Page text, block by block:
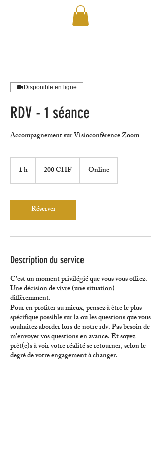
Disponible en ligne
RDV - 1 séance
Accompagnement sur Visioconférence Zoom
1 h
suisses
200 CHF Online
Réserver
Description du service
C'est un moment privilégié que vous vous offrez.
Une décision de vivre (une situation)
différemment.
Pour en profiter au mieux, pensez à être le plus
spécifique possible sur la ou les questions que vous
souhaitez aborder lors de notre rdv. Pas besoin de
m’envoyer vos questions en avance. Et soyez
prêt(e)s à voir votre réalité se retourner, selon le
degré de votre engagement à changer.